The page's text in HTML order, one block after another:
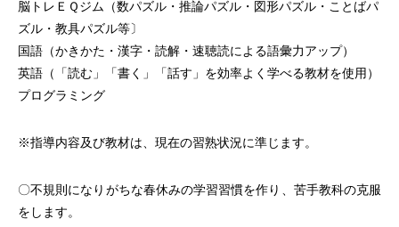
脳トレＥＱジム（数パズル・推論パズル・図形パズル・ことばパ
ズル・教具パズル等〕
国語（かきかた・漢字・読解・速聴読による語彙力アップ）
英語（「読む」「書く」「話す」を効率よく学べる教材を使用）
プログラミング
※指導内容及び教材は、現在の習熟状況に準じます。
〇不規則になりがちな春休みの学習習慣を作り、苦手教科の克服
をします。